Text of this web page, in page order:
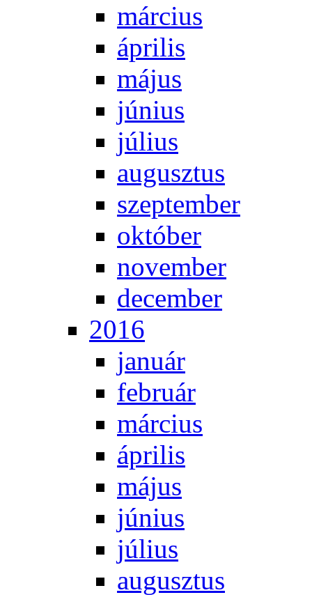
már­ci­us
áp­ri­lis
má­jus
jú­ni­us
jú­li­us
au­gusz­tus
szep­tem­ber
ok­tó­ber
no­vem­ber
de­cem­ber
2016
ja­nu­ár
feb­ru­ár
már­ci­us
áp­ri­lis
má­jus
jú­ni­us
jú­li­us
au­gusz­tus